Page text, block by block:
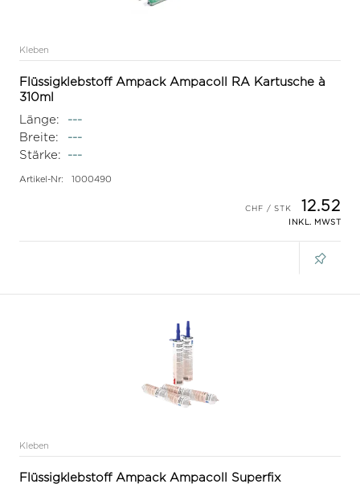
Kleben
Flüssigklebstoff Ampack Ampacoll RA Kartusche à
310ml
Länge:
---
Breite:
---
Stärke:
---
Artikel-Nr: 1000490
12.52
INKL. MWST
Kleben
Flüssigklebstoff Ampack Ampacoll Superfix